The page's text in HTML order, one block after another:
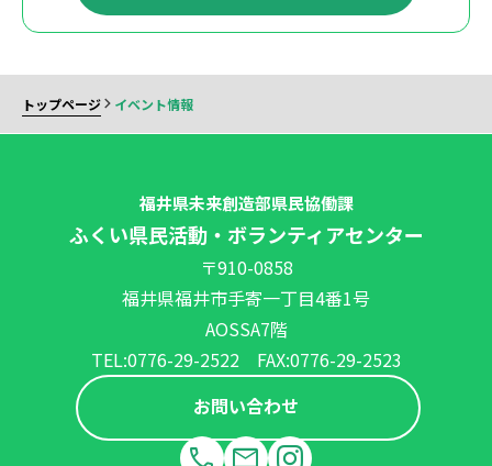
トップページ イベント情報
福井県未来創造部県民協働課
ふくい県民活動・ボランティアセンター
〒910-0858
福井県福井市手寄一丁目4番1号
AOSSA7階
TEL:0776-29-2522 FAX:0776-29-2523
お問い合わせ